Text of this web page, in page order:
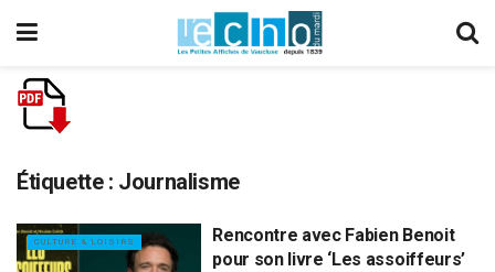
Étiquette : Journalisme
CULTURE & LOISIRS
Rencontre avec Fabien Benoit
pour son livre ‘Les assoiffeurs’